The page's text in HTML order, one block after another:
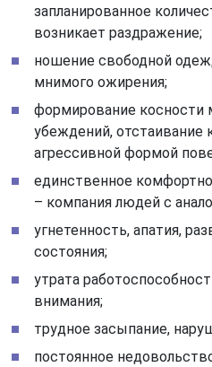
запланированное
возникает раздражение;
ношение свободной
мнимого ожирения;
формирование
убеждений,
агрессивной формой
единственное
– компания людей с
угнетенность, апатия,
состояния;
утрата
внимания;
трудное засыпание,
постоянное